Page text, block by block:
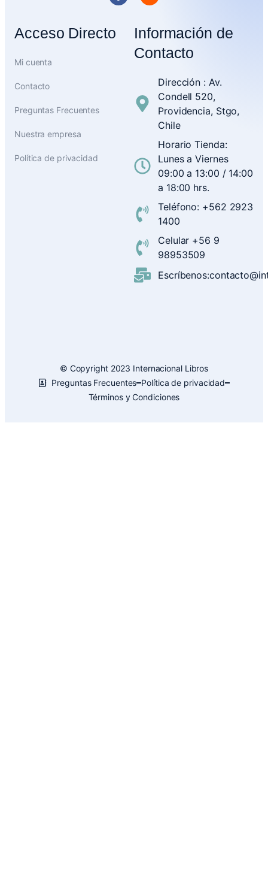
Acceso Directo
Mi cuenta
Contacto
Preguntas Frecuentes
Nuestra empresa
Política de privacidad
Información de
Contacto
Dirección : Av.
Condell 520,
Providencia, Stgo,
Chile
Horario Tienda:
Lunes a Viernes
09:00 a 13:00 / 14:00
a 18:00 hrs.
Teléfono: +562 2923
1400
Celular +56 9
98953509
© Copyright 2023 Internacional Libros
Preguntas Frecuentes Política de privacidad
Términos y Condiciones